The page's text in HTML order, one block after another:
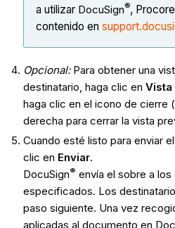
a utilizar DocuSign®,
contenido en
Opcional: Para obtener una
destinatario, haga clic en Vista
haga clic en el icono de cierre
derecha para cerrar la vista
Cuando esté listo para enviar
clic en Enviar.
DocuSign® envía el sobre a
especificados. Los
paso siguiente. Una vez
aplicadas al documento en